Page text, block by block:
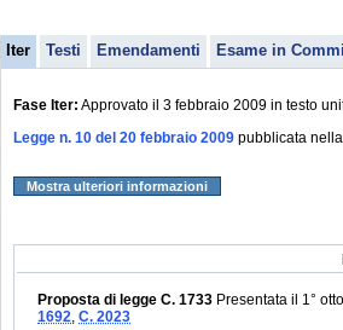
Iter Testi Emendamenti Esame in
Fase Iter: Approvato il 3 febbraio 2009 in testo
Legge n. 10 del 20 febbraio 2009 pubblicata
Mostra ulteriori informazioni
Proposta di legge C. 1733 Presentata il 1°
1692, C. 2023